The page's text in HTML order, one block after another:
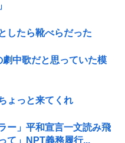
したら靴べらだった
中歌だと思っていた模
ょっと来てくれ
ー」平和宣言一文読み飛
て」NPT義務履行...